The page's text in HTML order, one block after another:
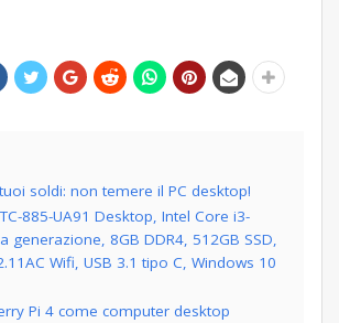
soldi: non temere il PC desktop!
885-UA91 Desktop, Intel Core i3-
generazione, 8GB DDR4, 512GB SSD,
Wifi, USB 3.1 tipo C, Windows 10
Pi 4 come computer desktop